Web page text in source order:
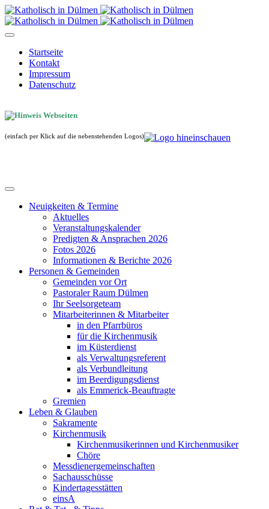
Startseite
Kontakt
Impressum
Datenschutz
(einfach per Klick auf die nebenstehenden Logos)
Neuigkeiten & Termine
Aktuelles
Veranstaltungskalender
Predigten & Ansprachen 2026
Fotos 2026
Informationen & Berichte 2026
Personen & Gemeinden
Gemeinden vor Ort
Pastoraler Raum Dülmen
Ihr Seelsorgeteam
Mitarbeiterinnen & Mitarbeiter
in den Pfarrbüros
für die Kirchenmusik
im Küsterdienst
als Verwaltungsreferent
als Verbundleitung
im Beerdigungsdienst
als Emmerick-Beauftragte
Gremien
Leben & Glauben
Sakramente
Kirchenmusik
Kirchenmusikerinnen und Kirchenmusiker
Chöre
Messdienergemeinschaften
Sachausschüsse
Kindertagesstätten
einsA